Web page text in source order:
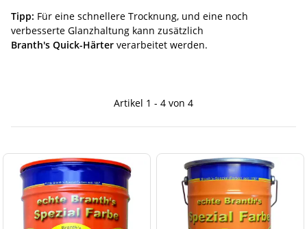
Tipp: Für eine schnellere Trocknung, und eine noch
verbesserte Glanzhaltung kann zusätzlich
Branth's Quick-Härter verarbeitet werden.
Artikel 1 - 4 von 4